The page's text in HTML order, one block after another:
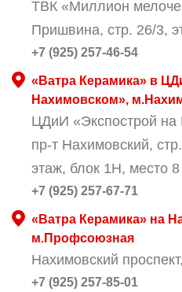
ТВК «Миллион
Пришвина, стр. 26/3,
+7 (925) 257-46-54
«Ватра Керамика» в
Нахимовском»,
ЦДиИ «Экспострой
пр-т Нахимовский,
этаж, блок 1Н, место 8
+7 (925) 257-67-71
«Ватра Керамика» на
м.Профсоюзная
Нахимовский
+7 (925) 257-85-01